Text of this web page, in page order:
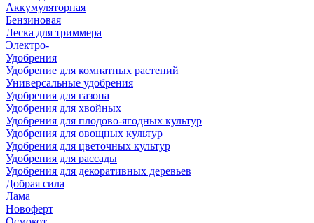
Аккумуляторная
Бензиновая
Леска для триммера
Электро-
Удобрения
Удобрение для комнатных растений
Универсальные удобрения
Удобрения для газона
Удобрения для хвойных
Удобрения для плодово-ягодных культур
Удобрения для овощных культур
Удобрения для цветочных культур
Удобрения для рассады
Удобрения для декоративных деревьев
Добрая сила
Лама
Новоферт